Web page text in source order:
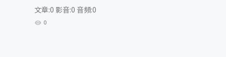
文章:0 影音:0 音頻:0
0